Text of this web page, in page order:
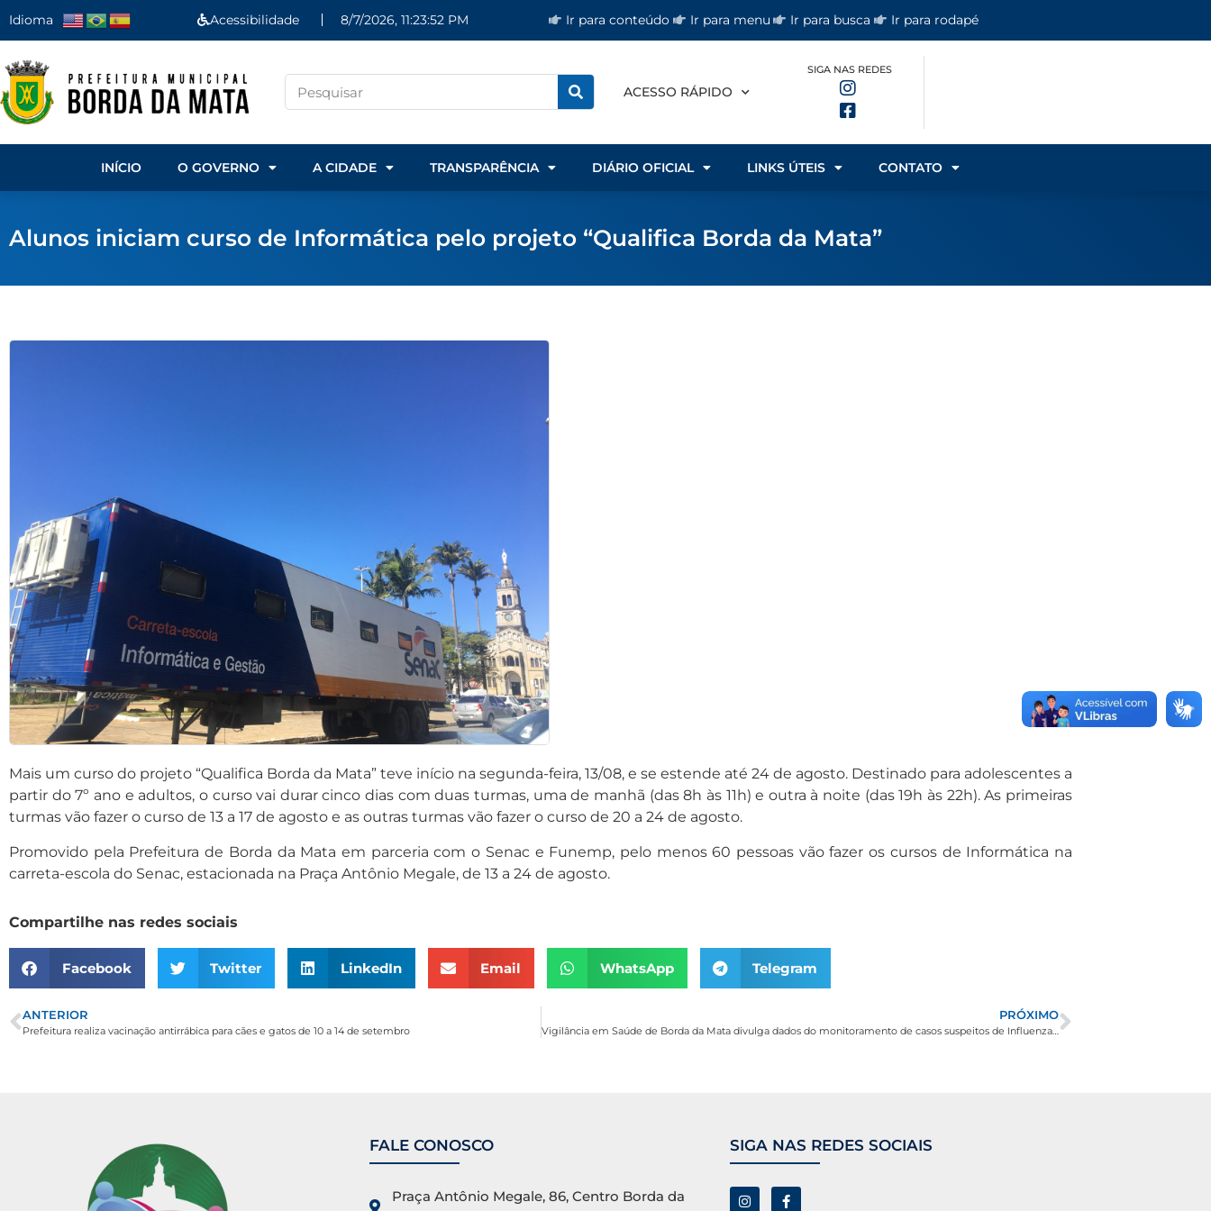
Idioma Acessibilidade 8/7/2026, 11:23:52 PM Ir para conteúdo Ir para menu Ir para busca Ir para rodapé
ACESSO RÁPIDO
SIGA NAS REDES
INÍCIO O GOVERNO A CIDADE TRANSPARÊNCIA DIÁRIO OFICIAL LINKS ÚTEIS CONTATO
Alunos iniciam curso de Informática pelo projeto “Qualifica Borda da Mata”
Mais um curso do projeto “Qualifica Borda da Mata” teve início na segunda-feira, 13/08, e se estende até 24 de agosto. Destinado para adolescentes a
partir do 7º ano e adultos, o curso vai durar cinco dias com duas turmas, uma de manhã (das 8h às 11h) e outra à noite (das 19h às 22h). As primeiras
turmas vão fazer o curso de 13 a 17 de agosto e as outras turmas vão fazer o curso de 20 a 24 de agosto.
Promovido pela Prefeitura de Borda da Mata em parceria com o Senac e Funemp, pelo menos 60 pessoas vão fazer os cursos de Informática na
carreta-escola do Senac, estacionada na Praça Antônio Megale, de 13 a 24 de agosto.
Compartilhe nas redes sociais
Facebook Twitter LinkedIn Email WhatsApp Telegram
ANTERIOR
Prefeitura realiza vacinação antirrábica para cães e gatos de 10 a 14 de setembro
PRÓXIMO
Vigilância em Saúde de Borda da Mata divulga dados do monitoramento de casos suspeitos de Influenza A no município
FALE CONOSCO
Praça Antônio Megale, 86, Centro Borda da
SIGA NAS REDES SOCIAIS